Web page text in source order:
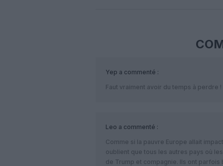
Yep a commenté :
Faut vraiment avoir du temps à perdre !
Leo a commenté :
Comme si la pauvre Europe allait
oublient que tous les autres pays où
de Trump et compagnie. Ils ont parfois